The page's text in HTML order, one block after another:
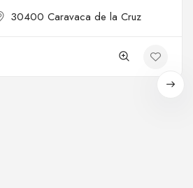
30400 Caravaca de la Cruz